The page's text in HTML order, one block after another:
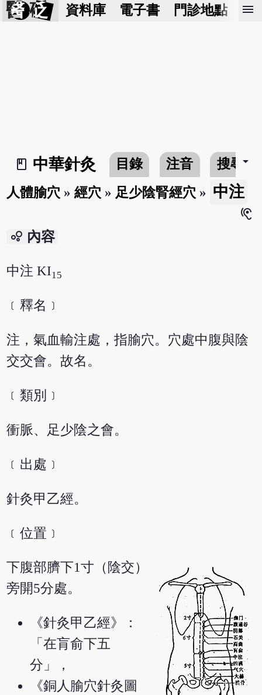
醫 砭 資料庫 電子書 門診地點 預
menu
book_2
中華針灸 目錄 注音 搜尋arrow_drop_down
人體腧穴 »經穴 » 足少陰腎經穴 » 中注
hearing
bubble_chart 內容
中注 KI15
﹝釋名﹞
注，氣血輸注處，指腧穴。穴處中腹與陰
交交會。故名。
﹝類別﹞
衝脈、足少陰之會。
﹝出處﹞
針灸甲乙經。
﹝位置﹞
下腹部臍下1寸（陰交）
旁開5分處。
《針灸甲乙經》：
「在肓俞下五
分」，
《銅人腧穴針灸圖